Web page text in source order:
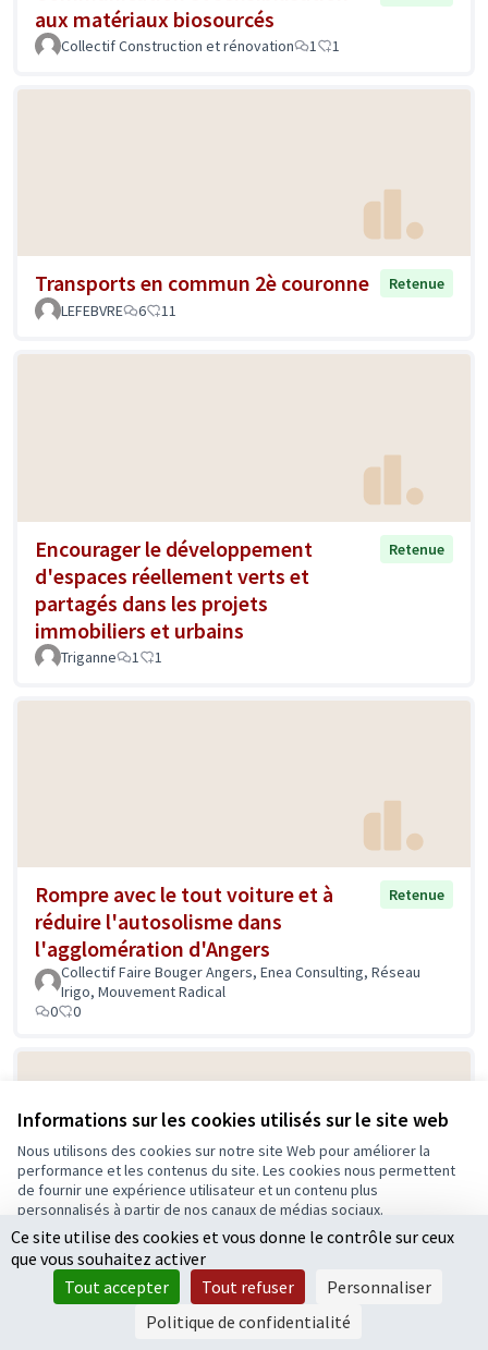
Informations sur les cookies utilisés sur le site web
Nous utilisons des cookies sur notre site Web pour améliorer la
performance et les contenus du site. Les cookies nous permettent
de fournir une expérience utilisateur et un contenu plus
personnalisés à partir de nos canaux de médias sociaux.
Tout accepter
Accepter seulement les cookies essentiels
Paramètres
aux matériaux biosourcés
Collectif Construction et rénovation 1 1
Transports en commun 2è couronne
Retenue
LEFEBVRE
6 11
Encourager le développement
d'espaces réellement verts et
partagés dans les projets
immobiliers et urbains
Retenue
Triganne 1 1
Rompre avec le tout voiture et à
réduire l'autosolisme dans
l'agglomération d'Angers
Retenue
Collectif Faire Bouger Angers, Enea Consulting, Réseau
Irigo, Mouvement Radical
0
0
Création d'un laboratoire de
recherche spécialisé dans la
transition écologique
Retenue
Ce site utilise des cookies et vous donne le contrôle sur ceux
que vous souhaitez activer
Tout accepter
Tout refuser
Personnaliser
Politique de confidentialité